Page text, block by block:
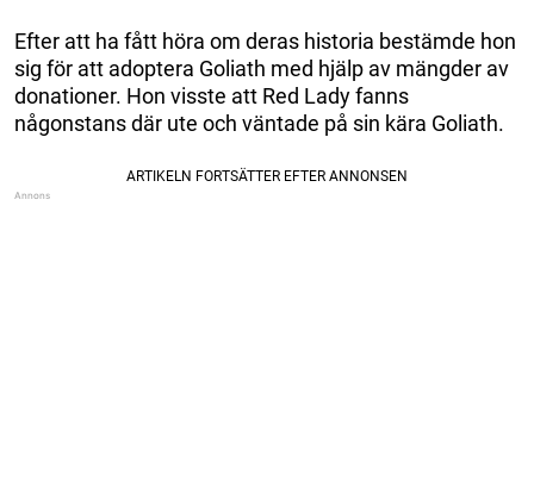
Efter att ha fått höra om deras historia bestämde hon
sig för att adoptera Goliath med hjälp av mängder av
donationer. Hon visste att Red Lady fanns
någonstans där ute och väntade på sin kära Goliath.